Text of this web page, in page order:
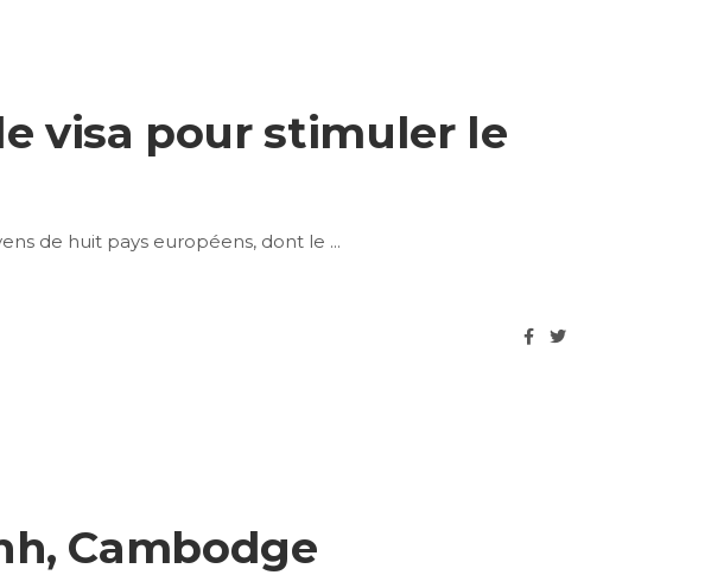
visa pour stimuler le
de huit pays européens, dont le
Cambodge